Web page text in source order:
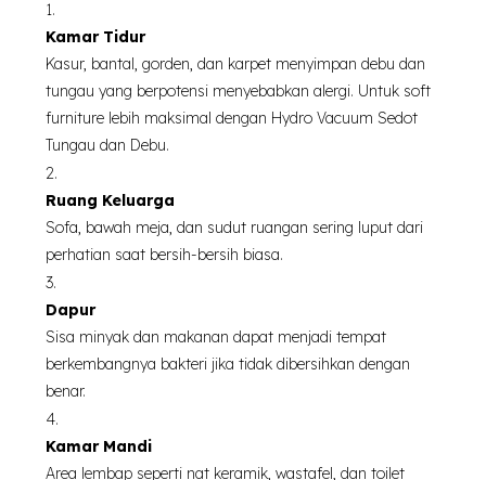
Kamar Tidur
Kasur, bantal, gorden, dan karpet menyimpan debu dan
tungau yang berpotensi menyebabkan alergi. Untuk soft
furniture lebih maksimal dengan Hydro Vacuum Sedot
Tungau dan Debu.
Ruang Keluarga
Sofa, bawah meja, dan sudut ruangan sering luput dari
perhatian saat bersih-bersih biasa.
Dapur
Sisa minyak dan makanan dapat menjadi tempat
berkembangnya bakteri jika tidak dibersihkan dengan
benar.
Kamar Mandi
Area lembap seperti nat keramik, wastafel, dan toilet